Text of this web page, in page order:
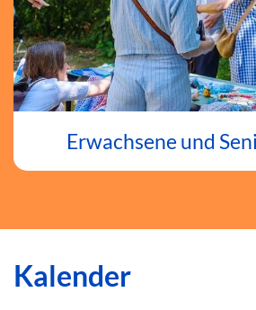
Erwachsene und
Kalender